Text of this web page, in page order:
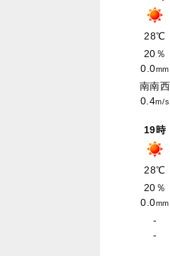
28℃
20％
0.0mm
南南西
0.4m/s
19時
28℃
20％
0.0mm
-
-